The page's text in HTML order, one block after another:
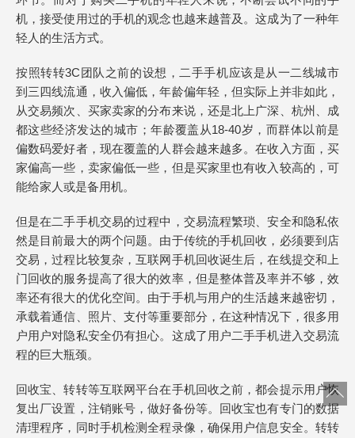
机，接受使用过的手机的观念也越来越普及。这成为了一种年
轻人的生活方式。
按照转转3C团队之前的设想，二手手机应该是从一二线城市
到三四线流通，收入偏低，年龄偏年轻，但实际上并非如此，
从交易频次、买家卖家的分布来说，还是北上广深、杭州、成
都这些经济发达的城市；年龄覆盖从18-40岁，而群体以前是
偏数码爱好者，现在覆盖的人群会越来越多。在收入方面，买
家偏高一些，卖家偏低一些，但是买家里也有收入较高的，可
能给家人或是备用机。
但是在二手手机交易的过程中，交易流程繁琐、安全和隐私依
然是目前最大的两个问题。由于传统的手机回收，必须要到店
交易，过程比较复杂，互联网手机回收诞生后，在线提交和上
门回收的服务提高了很大的效率，但是整体普及率并不够，效
率还有很大的优化空间。由于手机与用户的生活越来越密切，
承载着通信、照片、支付等重要部分，在这种情况下，很多用
户用户对隐私安全仍有担心。这成了用户二手手机进入交易流
程的巨大瓶颈。
回收宝、转转等互联网平台在手机回收之前，都会提示用户恢
复出厂设置，注销账号，做好备份等。回收宝也有专门的数据
清理程序，同时手机检测全程录像，确保用户信息安全。转转